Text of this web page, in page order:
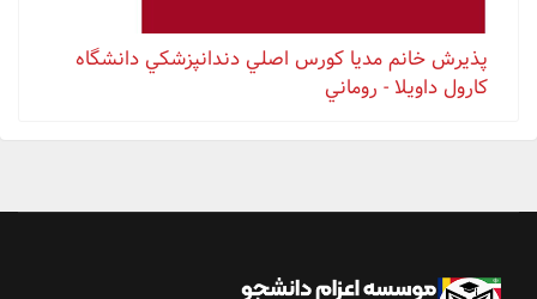
پذيرش خانم مدیا كورس اصلي دندانپزشكي دانشگاه
كارول داويلا - روماني